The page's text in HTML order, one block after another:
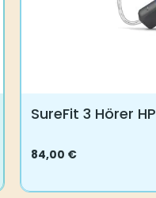
SureFit 3 Hörer HP
84,00 €